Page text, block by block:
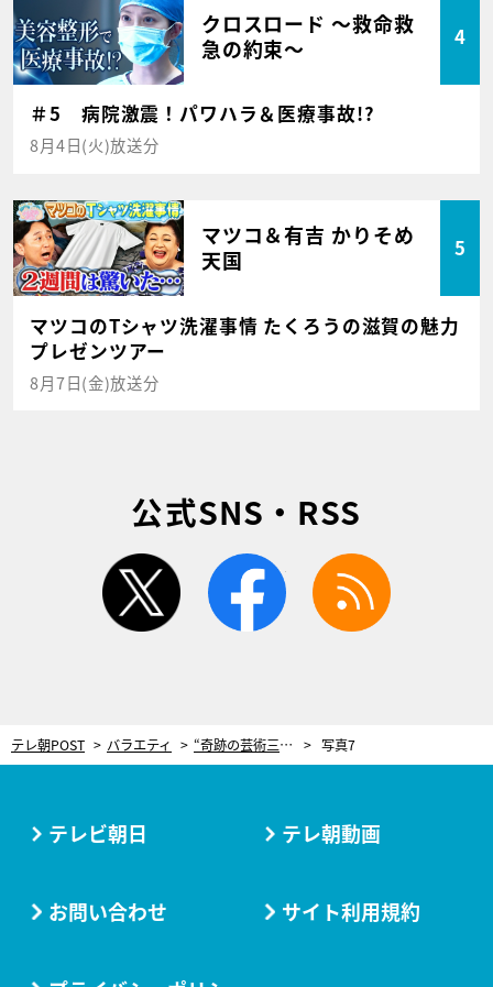
クロスロード ～救命救
急の約束～
4
＃5 病院激震！パワハラ＆医療事故!?
8月4日(火)放送分
マツコ＆有吉 かりそめ
天国
5
マツコのTシャツ洗濯事情 たくろうの滋賀の魅力
プレゼンツアー
8月7日(金)放送分
公式SNS・RSS
twitter facebook
テレ朝POST バラエティ “奇跡の芸術三兄妹”に密着！高嶋ちさ子、憧れの存在だった長女の超人生活に「どうかしている…」 写真7
テレビ朝日 テレ朝動画
お問い合わせ サイト利用規約